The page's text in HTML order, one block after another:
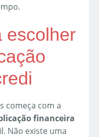
escolher
começa com a
financeira
Não existe uma